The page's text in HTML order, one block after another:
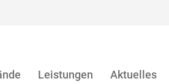
Leistungen Aktuelles